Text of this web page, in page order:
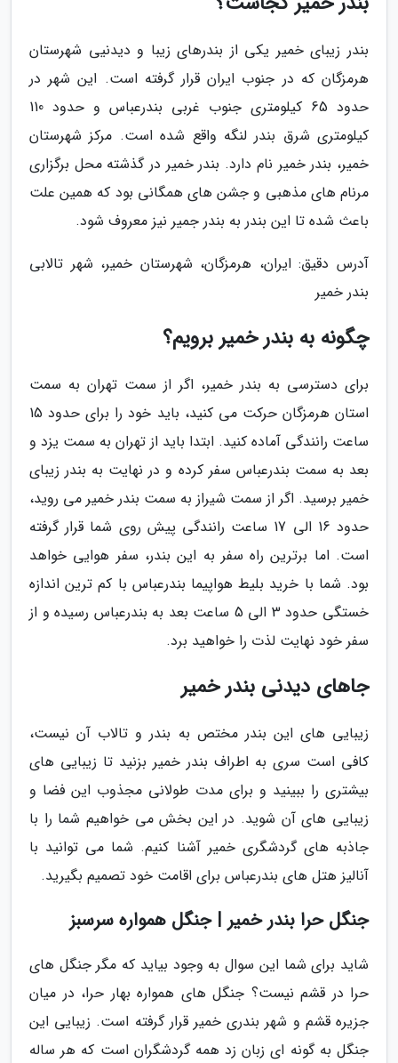
بندر زیبای خمیر یکی از بندرهای زیبا و دیدنیی شهرستان
هرمزگان که در جنوب ایران قرار گرفته است. این شهر در
حدود 65 کیلومتری جنوب غربی بندرعباس و حدود 110
کیلومتری شرق بندر لنگه واقع شده است. مرکز شهرستان
خمیر، بندر خمیر نام دارد. بندر خمیر در گذشته محل برگزاری
مرنام های مذهبی و جشن های همگانی بود که همین علت
باعث شده تا این بندر به بندر جمیر نیز معروف شود.
آدرس دقیق: ایران، هرمزگان، شهرستان خمیر، شهر تالابی
بندر خمیر
چگونه به بندر خمیر برویم؟
برای دسترسی به بندر خمیر، اگر از سمت تهران به سمت
استان هرمزگان حرکت می کنید، باید خود را برای حدود 15
ساعت رانندگی آماده کنید. ابتدا باید از تهران به سمت یزد و
بعد به سمت بندرعباس سفر کرده و در نهایت به بندر زیبای
خمیر برسید. اگر از سمت شیراز به سمت بندر خمیر می روید،
حدود 16 الی 17 ساعت رانندگی پیش روی شما قرار گرفته
است. اما برترین راه سفر به این بندر، سفر هوایی خواهد
بود. شما با خرید بلیط هواپیما بندرعباس با کم ترین اندازه
خستگی حدود 3 الی 5 ساعت بعد به بندرعباس رسیده و از
سفر خود نهایت لذت را خواهید برد.
جاهای دیدنی بندر خمیر
زیبایی های این بندر مختص به بندر و تالاب آن نیست،
کافی است سری به اطراف بندر خمیر بزنید تا زیبایی های
بیشتری را ببینید و برای مدت طولانی مجذوب این فضا و
زیبایی های آن شوید. در این بخش می خواهیم شما را با
جاذبه های گردشگری خمیر آشنا کنیم. شما می توانید با
آنالیز هتل های بندرعباس برای اقامت خود تصمیم بگیرید.
جنگل حرا بندر خمیر | جنگل همواره سرسبز
شاید برای شما این سوال به وجود بیاید که مگر جنگل های
حرا در قشم نیست؟ جنگل های همواره بهار حرا، در میان
جزیره قشم و شهر بندری خمیر قرار گرفته است. زیبایی این
جنگل به گونه ای زبان زد همه گردشگران است که هر ساله